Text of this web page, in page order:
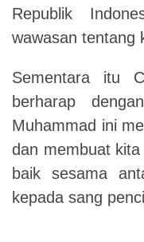
Republik
wawasan tentang
Sementara itu
berharap
Muhammad ini
dan membuat
baik sesama
kepada sang